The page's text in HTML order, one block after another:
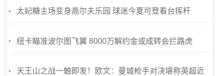
太妃糖主场变身高尔夫乐园 球迷今夏可登看台挥杆
纽卡瞄准波尔图飞翼 8000万解约金或成转会拦路虎
天王山之战一触即发！欧文：曼城枪手对决堪称英超近